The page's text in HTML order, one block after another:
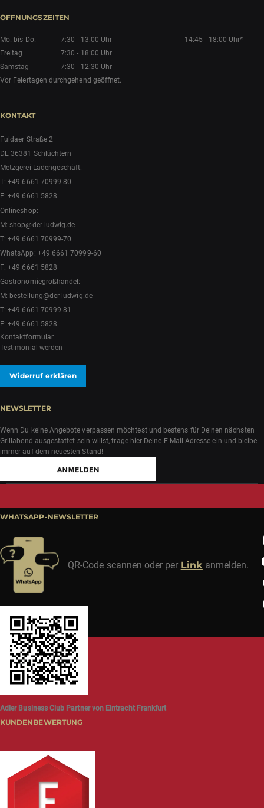
ÖFFNUNGSZEITEN
Mo. bis Do. 7:30 - 13:00 Uhr
14:45 - 18:00 Uhr*
Freitag
7:30 - 18:00 Uhr
Samstag
7:30 - 12:30 Uhr
Vor Feiertagen durchgehend geöffnet.
KONTAKT
Fuldaer Straße 2
DE 36381 Schlüchtern
Metzgerei Ladengeschäft:
T:+49 6661 70999-80
F: +49 6661 5828
Onlineshop:
M:shop@der-ludwig.de
T:+49 6661 70999-70
WhatsApp: +49 6661 70999-60
F: +49 6661 5828
Gastronomiegroßhandel:
M: bestellung@der-ludwig.de
T:+49 6661 70999-81
F: +49 6661 5828
Kontaktformular
Testimonial werden
Widerruf erklären
NEWSLETTER
Wenn Du keine Angebote verpassen möchtest und bestens für Deinen nächsten
Grillabend ausgestattet sein willst, trage hier Deine E-Mail-Adresse ein und bleibe
immer auf dem neuesten Stand!
WHATSAPP-NEWSLETTER
QR-Code scannen oder per Link anmelden.
Adler Business Club Partner von Eintracht Frankfurt
KUNDENBEWERTUNG